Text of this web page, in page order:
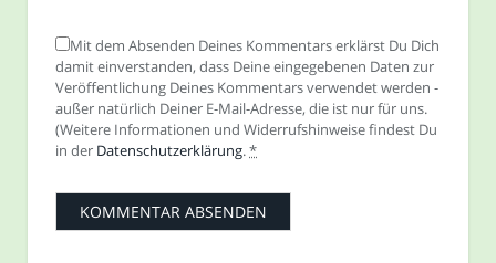
Mit dem Absenden Deines Kommentars erklärst Du Dich
damit einverstanden, dass Deine eingegebenen Daten zur
Veröffentlichung Deines Kommentars verwendet werden -
außer natürlich Deiner E-Mail-Adresse, die ist nur für uns.
(Weitere Informationen und Widerrufshinweise findest Du
in der Datenschutzerklärung.*